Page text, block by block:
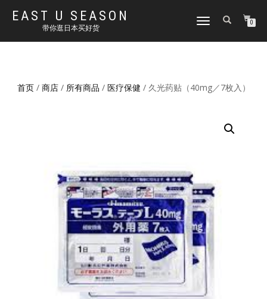
EAST U SEASON
带你逛日本买好货
切
导
0
首页/ 商店/ 所有商品 / 医疗保健 / 久光药贴（40mg／7枚入）